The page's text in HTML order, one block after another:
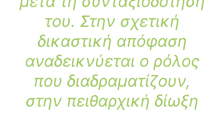
του. Στην σχετική
δικαστική απόφαση
αναδεικνύεται ο ρόλος
που διαδραματίζουν,
στην πειθαρχική δίωξη